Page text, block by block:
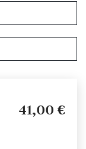
41,00 €